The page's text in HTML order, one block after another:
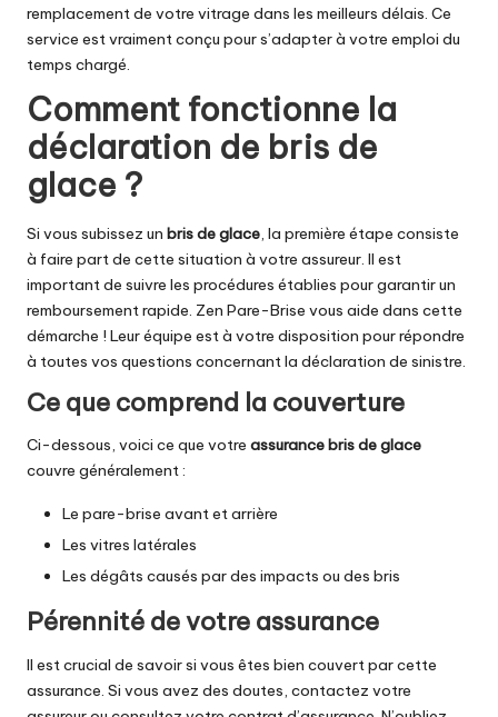
remplacement de votre vitrage dans les meilleurs délais. Ce
service est vraiment conçu pour s’adapter à votre emploi du
temps chargé.
Comment fonctionne la
déclaration de bris de
glace ?
Si vous subissez un bris de glace , la première étape consiste
à faire part de cette situation à votre assureur. Il est
important de suivre les procédures établies pour garantir un
remboursement rapide. Zen Pare-Brise vous aide dans cette
démarche ! Leur équipe est à votre disposition pour répondre
à toutes vos questions concernant la déclaration de sinistre.
Ce que comprend la couverture
Ci-dessous, voici ce que votre assurance bris de glace
couvre généralement :
Le pare-brise avant et arrière
Les vitres latérales
Les dégâts causés par des impacts ou des bris
Pérennité de votre assurance
Il est crucial de savoir si vous êtes bien couvert par cette
assurance. Si vous avez des doutes, contactez votre